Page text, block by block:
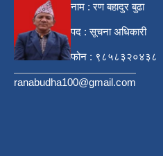
नाम : रण बहादुर बुढा
पद : सूचना अधिकारी
फोन : ९८५८३२०४३८
ranabudha100@gmail.com